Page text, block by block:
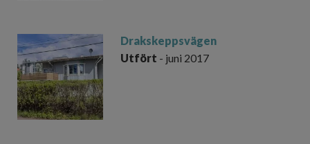
Drakskeppsvägen
Utfört - juni 2017